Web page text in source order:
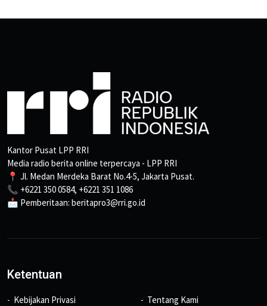
Kantor Pusat LPP RRI
Media radio berita online terpercaya - LPP RRI
📍 Jl. Medan Merdeka Barat No.4-5, Jakarta Pusat.
📞 +6221 350 0584, +6221 351 1086
📩 Pemberitaan: beritapro3@rri.go.id
Ketentuan
Kebijakan Privasi
Tentang Kami